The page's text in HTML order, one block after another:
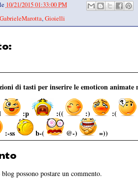
10/21/2015 01:33:00 PM
,Gioielli
di tasti per inserire le emoticon animate
:p :(( :) :(
:-ss b-( @-) =))
possono postare un commento.